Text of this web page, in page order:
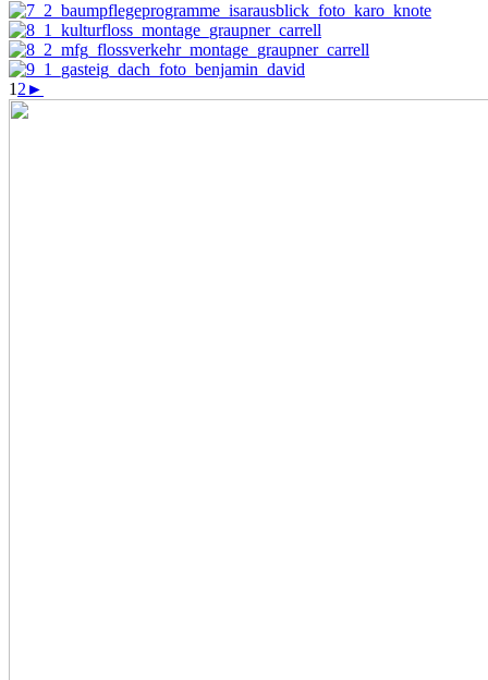
1 2 ►